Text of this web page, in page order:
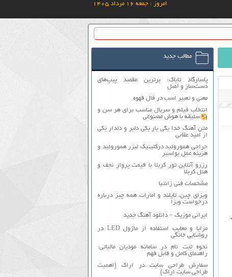
امروز : جمعه ۱۶ مرداد ۱۴۰۵
مطالب جدید
پاسارگاد تاباک: برترین مقصد پیپ‌های
دست‌ساز و اصل
معنی و تعبیر اسب در فال قهوه
انتخاب فیلم و سریال مناسب برای هر سن و
سلیقه با هوش مصنوعی
متن آهنگ خدا یکی یار یکی دلبر و دلدار یکی
از امید عقابی
جراحی هموروئید درکلینیک لیزر هموروئید و
هزینه عمل بواسیر
رزرو آنلاین تور کربلا با قیمت پرواز نجف و
هتل کربلا
مشخصات فنی زانتیا
ویزای چین، تایلند و امارات همه چیز درباره
درخواست ویزا
ایرانی موزیک – دانلود آهنگ جدید
مزایا و معایب استفاده از ماژول LED در
روشنایی خانگی
نحوه ثبت نام در سامانه مودیان مالیاتی:
راهنمای کامل و قابل فهم
سفارش طراحی سایت در اراک (اهمیت
طراحی سایت اراک)